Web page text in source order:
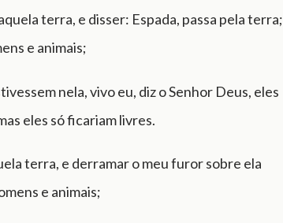
terra, e disser: Espada, passa pela terra;
e animais;
nela, vivo eu, diz o Senhor Deus, eles
eles só ficariam livres.
terra, e derramar o meu furor sobre ela
e animais;